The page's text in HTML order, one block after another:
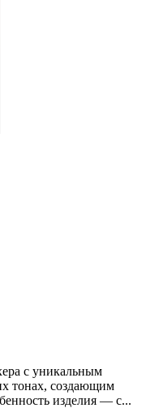
с уникальным
тонах, создающим
изделия — с...